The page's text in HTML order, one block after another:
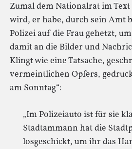
Zumal dem Nationalrat im
wird, er habe, durch sein Amt
Polizei auf die Frau gehetzt,
damit an die Bilder und
Klingt wie eine Tatsache,
vermeintlichen Opfers,
am Sonntag“:
„Im Polizeiauto ist für sie
Stadtammann hat die
losgeschickt, um ihr das